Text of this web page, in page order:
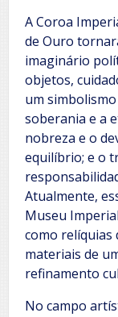
A Coroa
de Ouro
imaginário
objetos,
um
soberania e a
nobreza e o
equilíbrio; e o
Atualmente,
Museu
como relíquias
materiais de
refinamento
No campo